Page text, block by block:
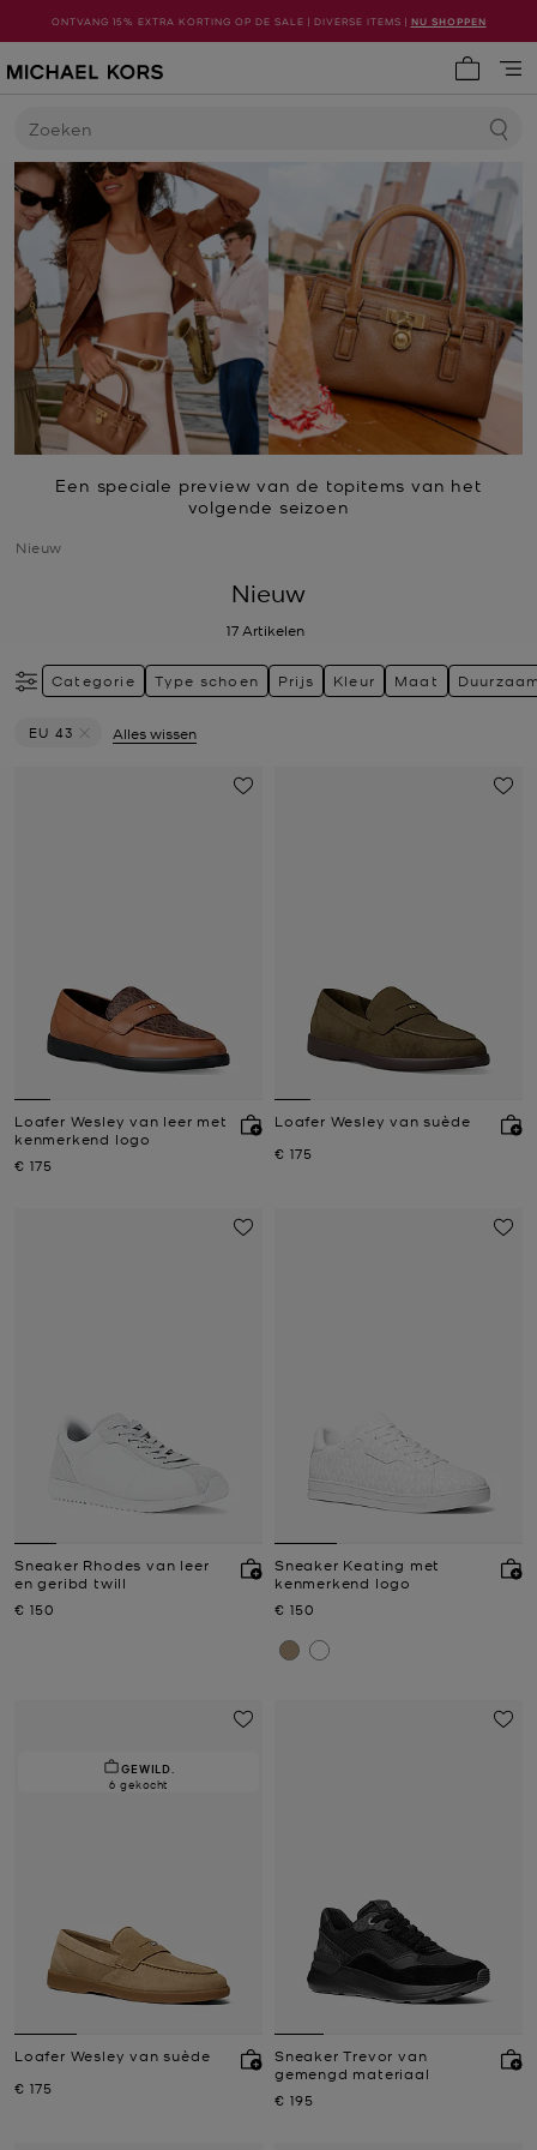
ONTVANG 15% EXTRA KORTING OP DE SALE | DIVERSE ITEMS | NU SHOPPEN
Zoeken
Een speciale preview van de topitems van het
volgende seizoen
Nieuw
Nieuw
17 Artikelen
Categorie Type schoen Prijs Kleur Maat
EU 43
Alles wissen
Loafer Wesley van leer met
kenmerkend logo
Nu
€ 175
Loafer Wesley van suède
Nu
€ 175
Sneaker Rhodes van leer
en geribd twill
Nu
€ 150
Sneaker Keating met
kenmerkend logo
Nu
€ 150
GEWILD.
6 gekocht
Loafer Wesley van suède
Nu
€ 175
Sneaker Trevor van
gemengd materiaal
Nu
€ 195